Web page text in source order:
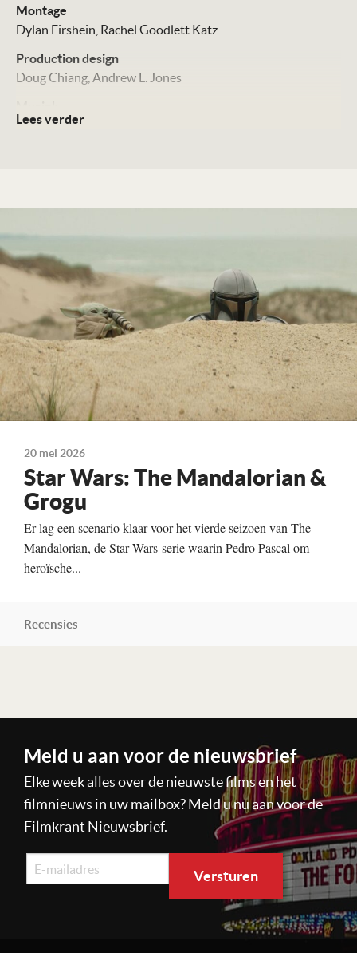
Montage
Dylan Firshein Rachel Goodlett Katz
Production design
Doug Chiang Andrew L. Jones
Ludwig Göransson
Technische Details
Kleur, 132 minuten
Te zien vanaf
20-05-2026
Land
Verenigde Staten, 2026
Lees verder
20 mei 2026
Star Wars: The Mandalorian &
Grogu
Er lag een scenario klaar voor het vierde seizoen van The
Mandalorian, de Star Wars-serie waarin Pedro Pascal om
heroïsche...
Recensies
Meld u aan voor de nieuwsbrief
Elke week alles over de nieuwste films en het
filmnieuws in uw mailbox? Meld u nu aan voor de
Filmkrant Nieuwsbrief.